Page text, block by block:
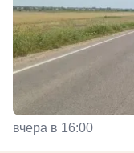
вчера в 16:00